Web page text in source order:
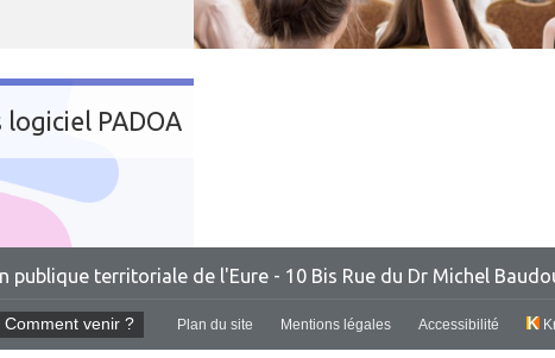
logiciel PADOA
publique territoriale de l'Eure- 10 Bis Rue du Dr Michel
Comment venir ? Plan du site Mentions légales Accessibilité